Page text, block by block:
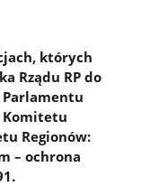
których
Rządu RP do
Komitetu
Regionów:
– ochrona